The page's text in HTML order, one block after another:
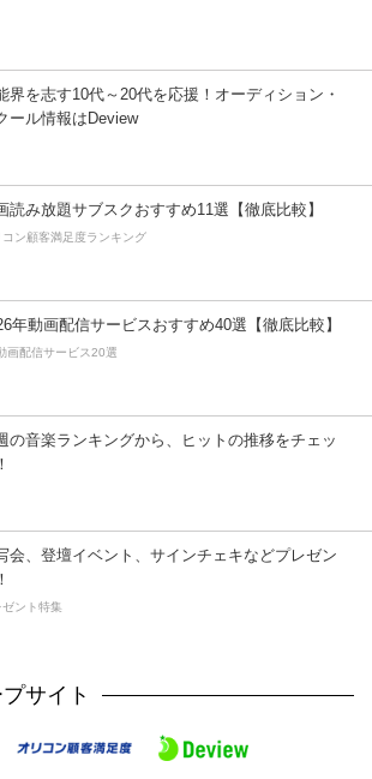
界を志す10代～20代を応援！オーディション・
ール情報はDeview
読み放題サブスクおすすめ11選【徹底比較】
コン顧客満足度ランキング
年動画配信サービスおすすめ40選【徹底比較】
画配信サービス20選
の音楽ランキングから、ヒットの推移をチェッ
会、登壇イベント、サインチェキなどプレゼン
ゼント特集
サイト